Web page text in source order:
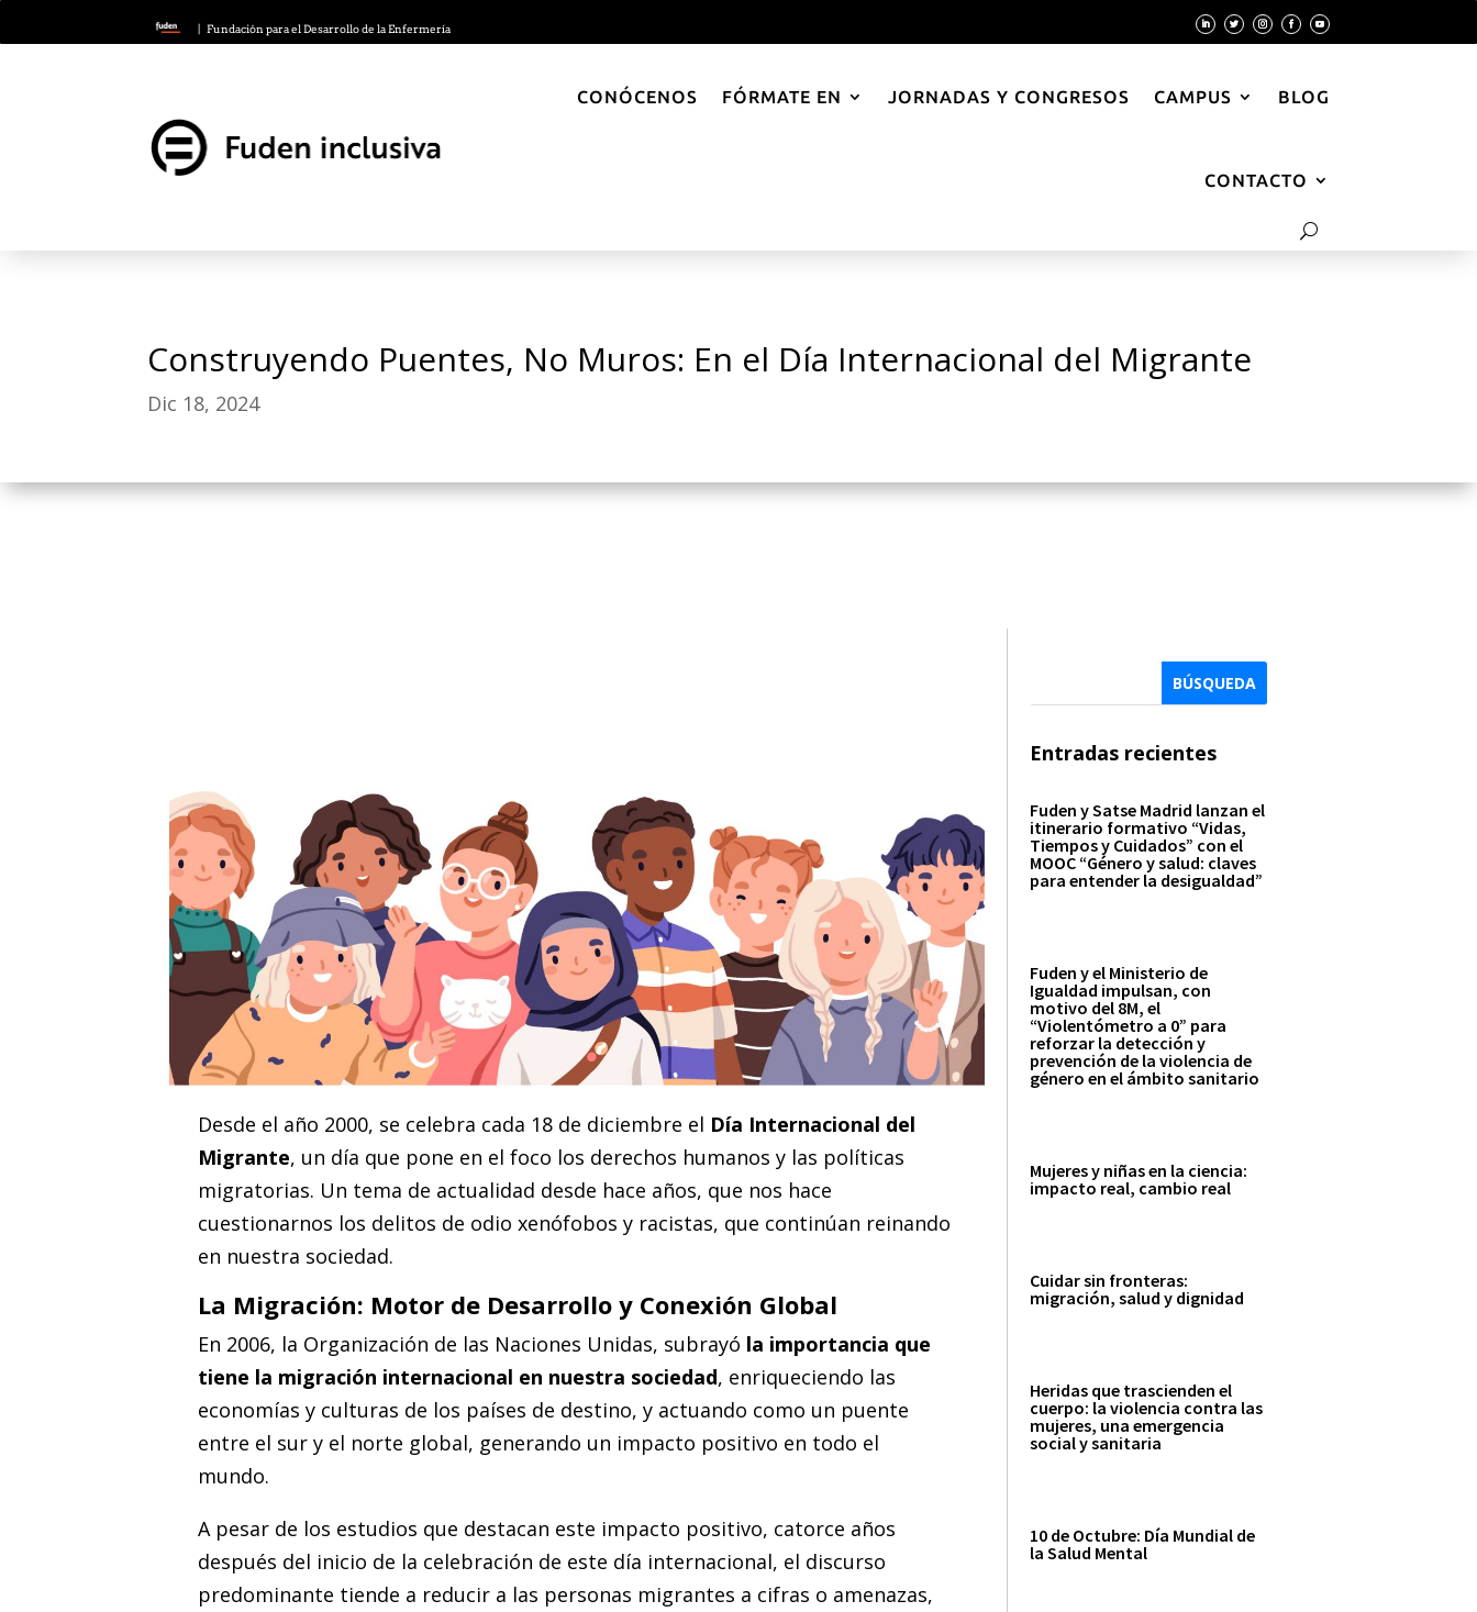
| Fundación para el Desarrollo de la Enfermería
CONÓCENOS FÓRMATE EN JORNADAS Y CONGRESOS CAMPUS BLOG
CONTACTO
Construyendo Puentes, No Muros: En el Día Internacional del Migrante
Dic 18, 2024
Desde el año 2000, se celebra cada 18 de diciembre el Día Internacional del
Migrante, un día que pone en el foco los derechos humanos y las políticas
migratorias. Un tema de actualidad desde hace años, que nos hace
cuestionarnos los delitos de odio xenófobos y racistas, que continúan reinando
en nuestra sociedad.
La Migración: Motor de Desarrollo y Conexión Global
En 2006, la Organización de las Naciones Unidas, subrayó la importancia que
tiene la migración internacional en nuestra sociedad, enriqueciendo las
economías y culturas de los países de destino, y actuando como un puente
entre el sur y el norte global, generando un impacto positivo en todo el
mundo.
A pesar de los estudios que destacan este impacto positivo, catorce años
después del inicio de la celebración de este día internacional, el discurso
predominante tiende a reducir a las personas migrantes a cifras o amenazas,
Entradas recientes
Fuden y Satse Madrid lanzan el
itinerario formativo “Vidas,
Tiempos y Cuidados” con el
MOOC “Género y salud: claves
para entender la desigualdad”
Fuden y el Ministerio de
Igualdad impulsan, con
motivo del 8M, el
“Violentómetro a 0” para
reforzar la detección y
prevención de la violencia de
género en el ámbito sanitario
Mujeres y niñas en la ciencia:
impacto real, cambio real
Cuidar sin fronteras:
migración, salud y dignidad
Heridas que trascienden el
cuerpo: la violencia contra las
mujeres, una emergencia
social y sanitaria
10 de Octubre: Día Mundial de
la Salud Mental